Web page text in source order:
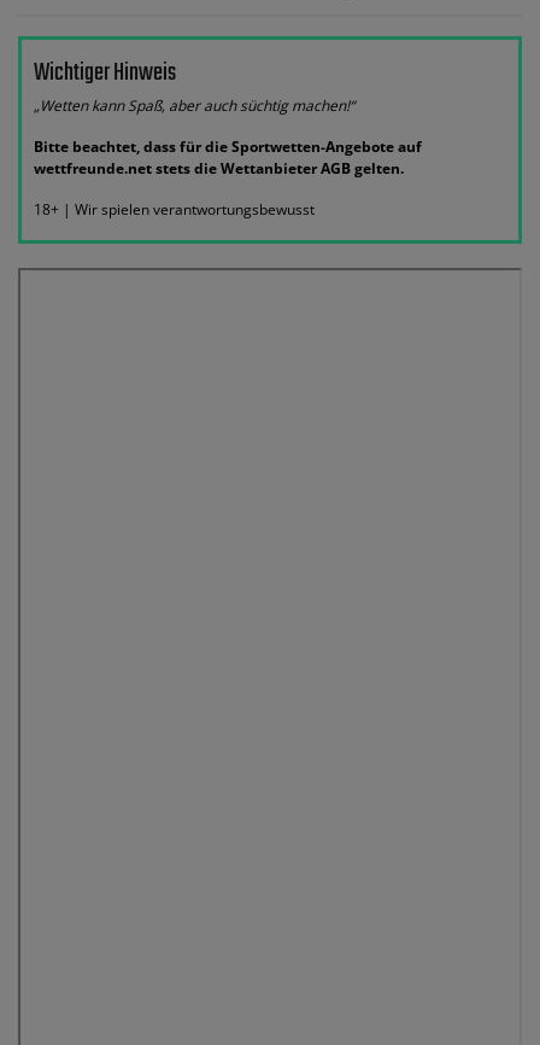
Wichtiger Hinweis
„Wetten kann Spaß, aber auch süchtig machen!“
Bitte beachtet, dass für die Sportwetten-Angebote auf
wettfreunde.net stets die Wettanbieter AGB gelten.
18+ | Wir spielen verantwortungsbewusst